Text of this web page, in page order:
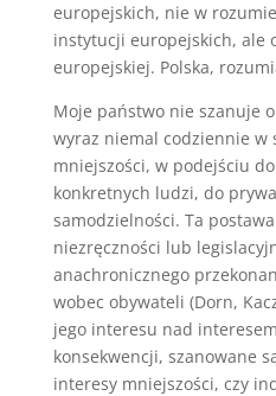
europejskich, nie w
instytucji europejskich, ale
europejskiej. Polska,
Moje państwo nie szanuje
wyraz niemal codziennie w
mniejszości, w podejściu
konkretnych ludzi, do
samodzielności. Ta
niezręczności lub
anachronicznego
wobec obywateli (Dorn,
jego interesu nad
konsekwencji, szanowane
interesy mniejszości, czy